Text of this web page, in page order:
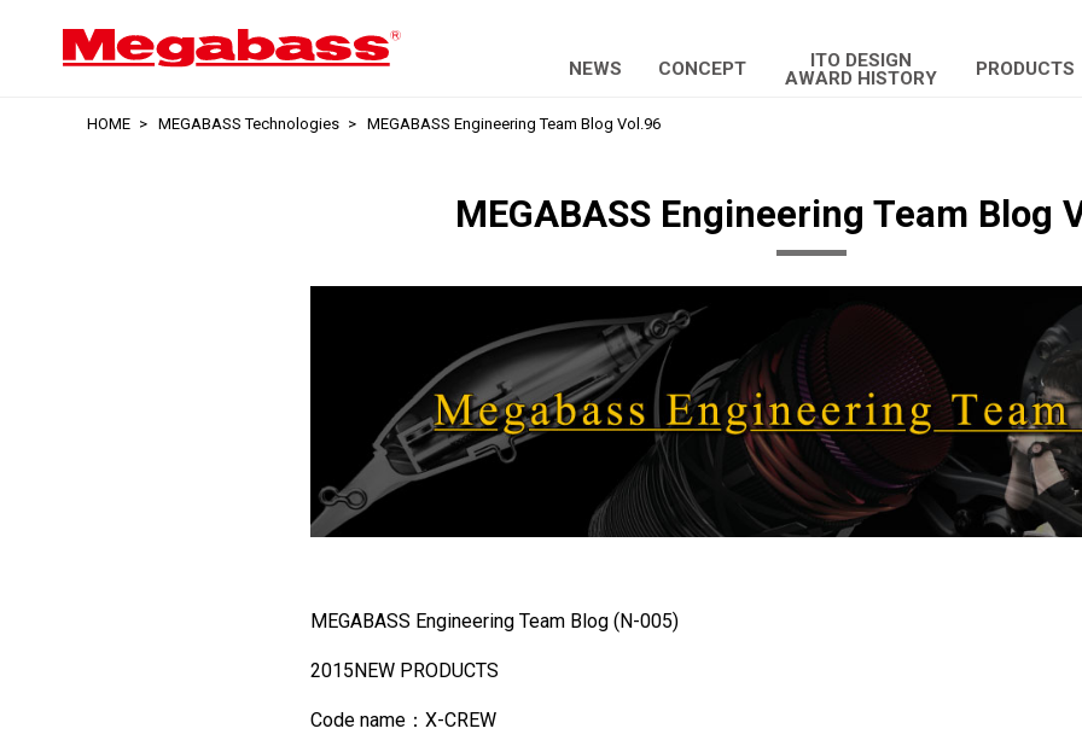
NEWS CONCEPT
ITO DESIGN
AWARD HISTORY
PRODUCTS
HOME MEGABASS Technologies MEGABASS Engineering Team Blog Vol.96
MEGABASS Engineering Team Blog
MEGABASS Engineering Team Blog (N-005)
2015NEW PRODUCTS
Code name：X-CREW